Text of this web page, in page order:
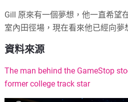
Gill 原來有一個夢想，他一直希望
室內田徑場，現在看來他已經向夢
資料來源
The man behind the GameStop
former college track star